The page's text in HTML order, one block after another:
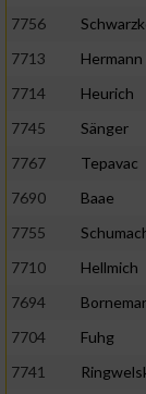
7756
7713
Hermann
7714
Heurich
7745
Sänger
7767
Tepavac
7690
Baae
7755
7710
Hellmich
7694
7704
Fuhg
7741